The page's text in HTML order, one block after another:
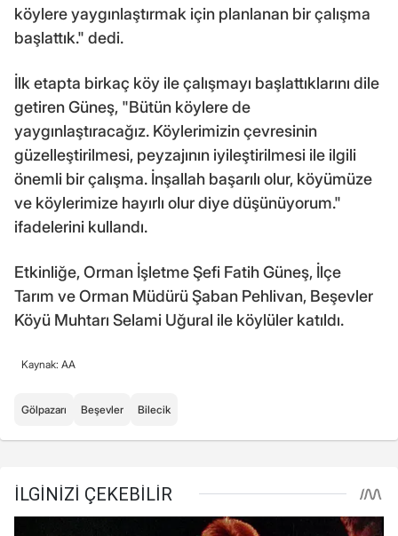
köylere yaygınlaştırmak için planlanan bir çalışma
başlattık." dedi.
İlk etapta birkaç köy ile çalışmayı başlattıklarını dile
getiren Güneş, "Bütün köylere de
yaygınlaştıracağız. Köylerimizin çevresinin
güzelleştirilmesi, peyzajının iyileştirilmesi ile ilgili
önemli bir çalışma. İnşallah başarılı olur, köyümüze
ve köylerimize hayırlı olur diye düşünüyorum."
ifadelerini kullandı.
Etkinliğe, Orman İşletme Şefi Fatih Güneş, İlçe
Tarım ve Orman Müdürü Şaban Pehlivan, Beşevler
Köyü Muhtarı Selami Uğural ile köylüler katıldı.
Kaynak: AA
Gölpazarı Beşevler Bilecik